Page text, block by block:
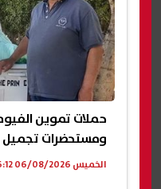
حملات تموين
ومستحضرات تجميل
الخميس 06/08/2026 06:12 م